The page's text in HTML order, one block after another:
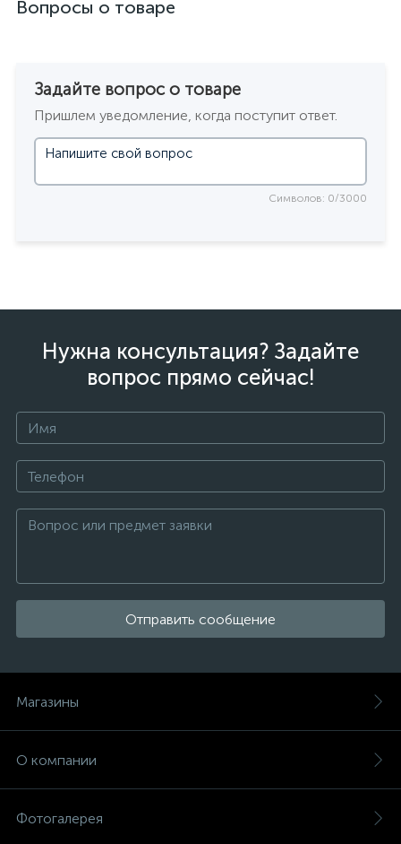
Вопросы о товаре
Задайте вопрос о товаре
Пришлем уведомление, когда поступит ответ.
Символов: 0/3000
Нужна консультация? Задайте
вопрос прямо сейчас!
Отправить сообщение
Магазины
О компании
Фотогалерея